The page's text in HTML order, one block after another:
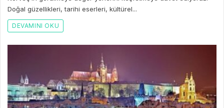
Doğal güzellikleri, tarihi eserleri, kültürel...
DEVAMINI OKU